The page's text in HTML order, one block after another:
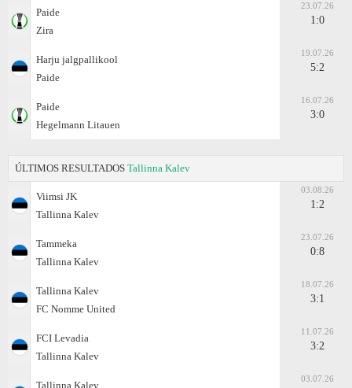
Paide
Zira
23.07.26
1:0
Harju jalgpallikool
Paide
19.07.26
5:2
Paide
Hegelmann Litauen
16.07.26
3:0
ÚLTIMOS RESULTADOS Tallinna Kalev
Viimsi JK
Tallinna Kalev
03.08.26
1:2
Tammeka
Tallinna Kalev
23.07.26
0:8
Tallinna Kalev
FC Nomme United
18.07.26
3:1
FCI Levadia
Tallinna Kalev
11.07.26
3:2
Tallinna Kalev
03.07.26